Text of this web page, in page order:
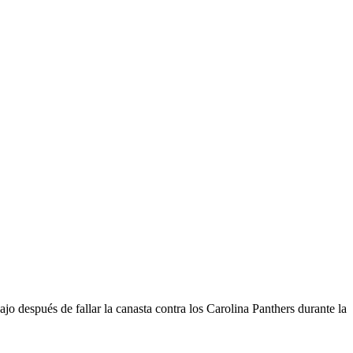
después de fallar la canasta contra los Carolina Panthers durante la